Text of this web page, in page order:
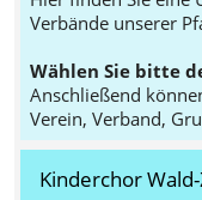
Verbände unserer
Wählen Sie bitte
Anschließend
Verein, Verband,
Kinderchor